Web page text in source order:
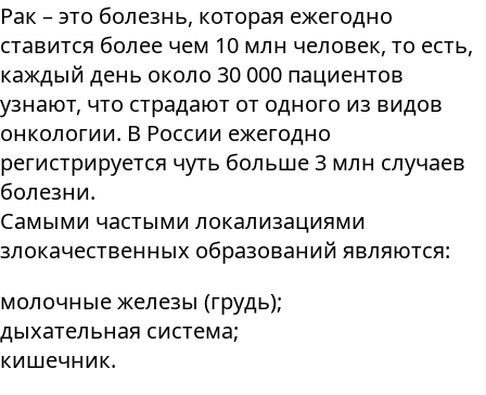
Рак – это болезнь, которая ежегодно
ставится более чем 10 млн человек, то есть,
каждый день около 30 000 пациентов
узнают, что страдают от одного из видов
онкологии. В России ежегодно
регистрируется чуть больше 3 млн случаев
болезни.
Самыми частыми локализациями
злокачественных образований являются:
молочные железы (грудь);
дыхательная система;
кишечник.